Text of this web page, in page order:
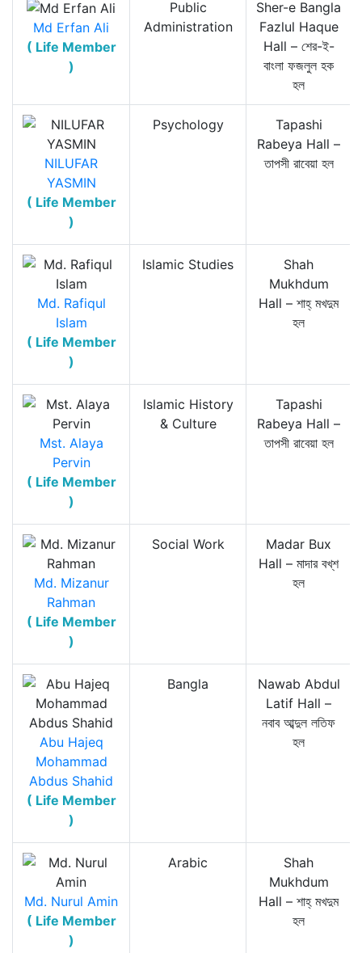
Md Erfan Ali
( Life Member
)
Public
Administration
Sher-e Bangla
Fazlul Haque
Hall – শের-ই-
বাংলা ফজলুল হক
হল
NILUFAR
YASMIN
( Life Member
)
Psychology
Tapashi
Rabeya Hall –
তাপসী রাবেয়া হল
Md. Rafiqul
Islam
( Life Member
)
Islamic Studies
Shah
Mukhdum
Hall – শাহ্‌ মখদুম
হল
Mst. Alaya
Pervin
( Life Member
)
Islamic History
& Culture
Tapashi
Rabeya Hall –
তাপসী রাবেয়া হল
Md. Mizanur
Rahman
( Life Member
)
Social Work
Madar Bux
Hall – মাদার বখ্‌শ
হল
Abu Hajeq
Mohammad
Abdus Shahid
( Life Member
)
Bangla
Nawab Abdul
Latif Hall –
নবাব আব্দুল লতিফ
হল
Md. Nurul Amin
( Life Member
)
Arabic
Shah
Mukhdum
Hall – শাহ্‌ মখদুম
হল